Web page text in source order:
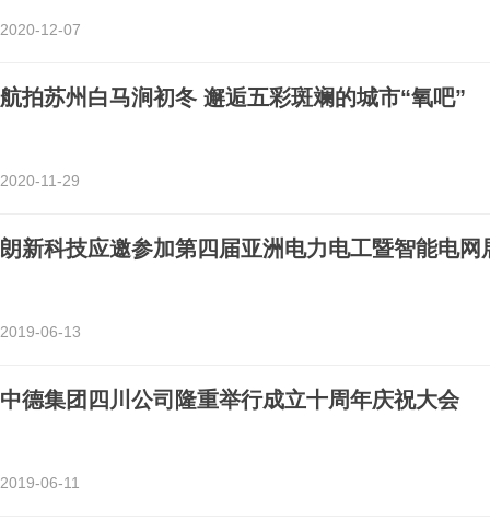
2020-12-07
航拍苏州白马涧初冬 邂逅五彩斑斓的城市“氧吧”
2020-11-29
朗新科技应邀参加第四届亚洲电力电工暨智能电网
2019-06-13
中德集团四川公司隆重举行成立十周年庆祝大会
2019-06-11